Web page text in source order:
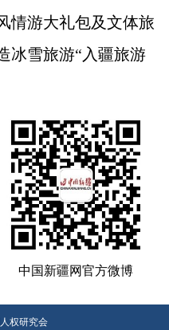
情游大礼包及文体旅
冰雪旅游“入疆旅游
中国新疆网官方微博
权研究会